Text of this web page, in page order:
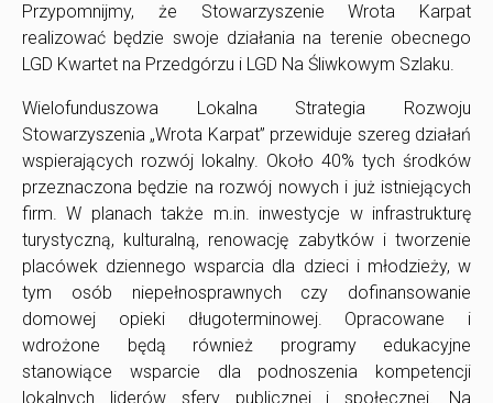
Przypomnijmy, że Stowarzyszenie Wrota Karpat
realizować będzie swoje działania na terenie obecnego
LGD Kwartet na Przedgórzu i LGD Na Śliwkowym Szlaku.
Wielofunduszowa Lokalna Strategia Rozwoju
Stowarzyszenia „Wrota Karpat” przewiduje szereg działań
wspierających rozwój lokalny. Około 40% tych środków
przeznaczona będzie na rozwój nowych i już istniejących
firm. W planach także m.in. inwestycje w infrastrukturę
turystyczną, kulturalną, renowację zabytków i tworzenie
placówek dziennego wsparcia dla dzieci i młodzieży, w
tym osób niepełnosprawnych czy dofinansowanie
domowej opieki długoterminowej. Opracowane i
wdrożone będą również programy edukacyjne
stanowiące wsparcie dla podnoszenia kompetencji
lokalnych liderów sfery publicznej i społecznej. Na